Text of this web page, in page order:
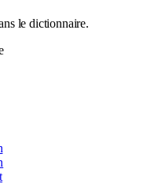
le dictionnaire.